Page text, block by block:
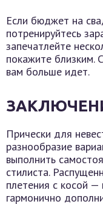
Если бюджет на
потренируйтесь
запечатлейте
покажите близким.
вам больше идет.
Прически для
разнообразие
выполнить
стилиста.
плетения с косой —
гармонично